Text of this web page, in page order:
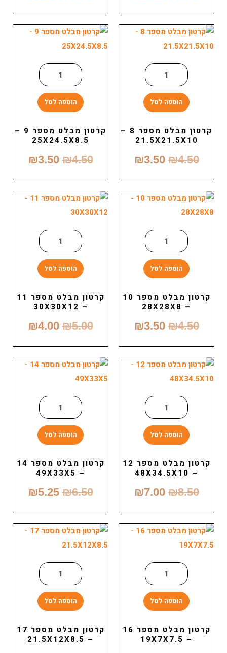
הוספה לסל
קרטון מבלט מספר 8 –
21.5X21.5X10
₪4.50
₪3.50
הוספה לסל
קרטון מבלט מספר 9 –
25X24.5X8.5
₪4.50
₪3.50
הוספה לסל
קרטון מבלט מספר 10
– 28X28X8
₪4.50
₪3.50
הוספה לסל
קרטון מבלט מספר 11
– 30X30X12
₪5.00
₪4.00
הוספה לסל
קרטון מבלט מספר 12
– 48X34.5X10
₪8.50
₪7.00
הוספה לסל
קרטון מבלט מספר 14
– 49X33X5
₪6.50
₪5.25
הוספה לסל
קרטון מבלט מספר 16
– 19X7X7.5
הוספה לסל
קרטון מבלט מספר 17
– 21.5X12X8.5